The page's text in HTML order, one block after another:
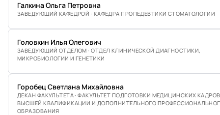
Галкина Ольга Петровна
ЗАВЕДУЮЩИЙ КАФЕДРОЙ · КАФЕДРА ПРОПЕДЕВТИКИ СТОМАТОЛОГИИ
Головкин Илья Олегович
ЗАВЕДУЮЩИЙ ОТДЕЛОМ · ОТДЕЛ КЛИНИЧЕСКОЙ ДИАГНОСТИКИ,
МИКРОБИОЛОГИИ И ГЕНЕТИКИ
Горобец Светлана Михайловна
ДЕКАН ФАКУЛЬТЕТА · ФАКУЛЬТЕТ ПОДГОТОВКИ МЕДИЦИНСКИХ КАДРОВ
ВЫСШЕЙ КВАЛИФИКАЦИИ И ДОПОЛНИТЕЛЬНОГО
ОБРАЗОВАНИЯ